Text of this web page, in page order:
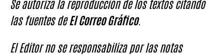
Se autoriza la reproducción de los textos citando
las fuentes deEl Correo Gráfico.
El Editor no se responsabiliza por las notas